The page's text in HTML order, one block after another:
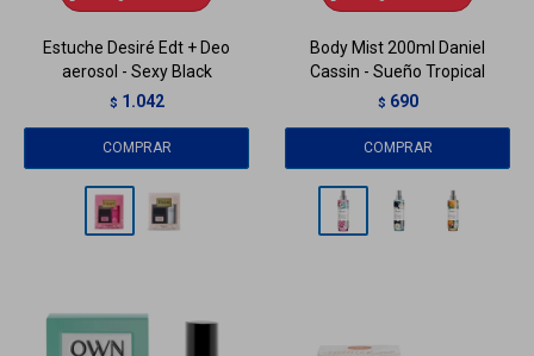
Estuche Desiré Edt + Deo
aerosol - Sexy Black
$ 1.042
Body Mist 200ml Daniel
Cassin - Sueño Tropical
$ 690